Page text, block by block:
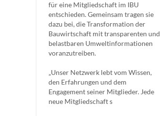
für eine Mitgliedschaft im IBU
entschieden. Gemeinsam tragen sie
dazu bei, die Transformation der
Bauwirtschaft mit transparenten und
belastbaren Umweltinformationen
voranzutreiben.
„Unser Netzwerk lebt vom Wissen,
den Erfahrungen und dem
Engagement seiner Mitglieder. Jede
neue Mitgliedschaft s